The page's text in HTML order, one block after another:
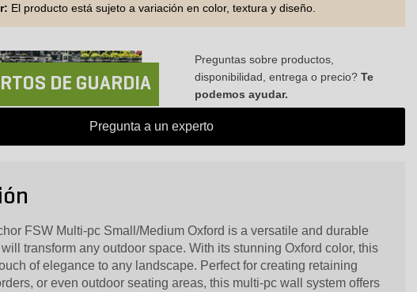
El producto está sujeto a variación en color, textura y diseño.
DE GUARDIA
Preguntas sobre productos,
disponibilidad, entrega o precio? Te
podemos ayudar.
Pregunta a un experto
FSW Multi-pc Small/Medium Oxford is a versatile and durable
transform any outdoor space. With its stunning Oxford color, this
of elegance to any landscape. Perfect for creating retaining
or even outdoor seating areas, this multi-pc wall system offers